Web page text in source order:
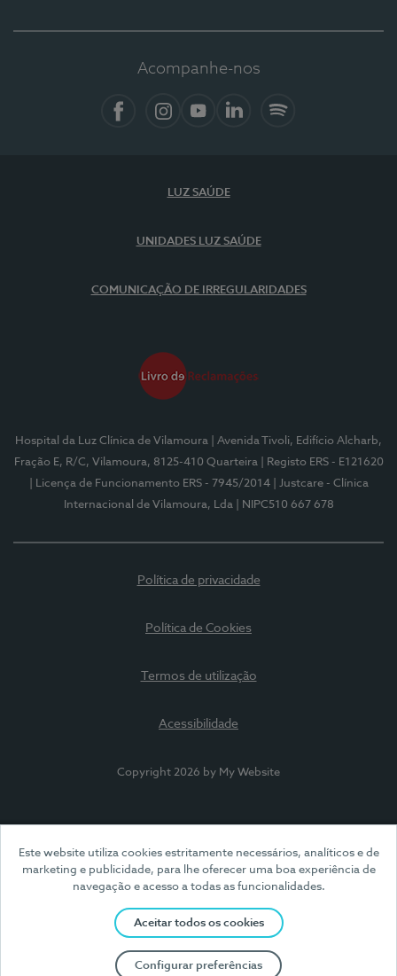
Este website utiliza cookies estritamente necessários, analíticos e de
marketing e publicidade, para lhe oferecer uma boa experiência de
navegação e acesso a todas as funcionalidades.
Aceitar todos os cookies
Configurar preferências
Acompanhe-nos
LUZ SAÚDE
UNIDADES LUZ SAÚDE
COMUNICAÇÃO DE IRREGULARIDADES
Hospital da Luz Clínica de Vilamoura
| Avenida Tivoli, Edifício Alcharb,
Fração E, R/C, Vilamoura, 8125-410 Quarteira
| Registo ERS - E121620
| Licença de Funcionamento ERS - 7945/2014
| Justcare - Clínica
Internacional de Vilamoura, Lda
| NIPC510 667 678
Política de privacidade
Política de Cookies
Termos de utilização
Acessibilidade
Copyright 2026 by My Website